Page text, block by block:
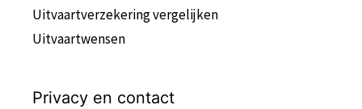
Uitvaartverzekering vergelijken
Uitvaartwensen
Privacy en contact